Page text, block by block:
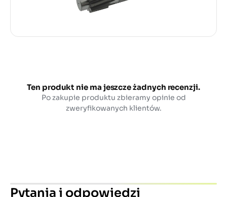
Ten produkt nie ma jeszcze żadnych recenzji.
Po zakupie produktu zbieramy opinie od
zweryfikowanych klientów.
Pytania i odpowiedzi